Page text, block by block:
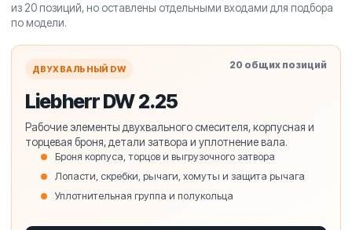
из 20 позиций, но оставлены отдельными входами для подбора
по модели.
ДВУХВАЛЬНЫЙ DW 20 общих позиций
Liebherr DW 2.25
Рабочие элементы двухвального смесителя, корпусная и
торцевая броня, детали затвора и уплотнение вала.
Броня корпуса, торцов и выгрузочного затвора
Лопасти, скребки, рычаги, хомуты и защита рычага
Уплотнительная группа и полукольца